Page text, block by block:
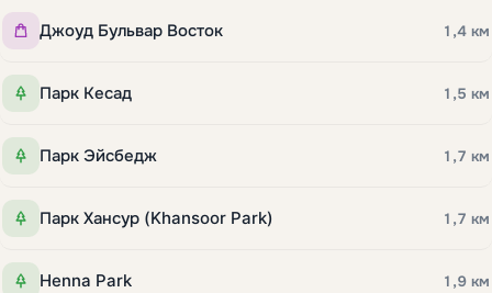
Джоуд Бульвар Восток 1,4 км
Парк Кесад 1,5 км
Парк Эйсбедж 1,7 км
Парк Хансур (Khansoor Park) 1,7 км
Henna Park 1,9 км